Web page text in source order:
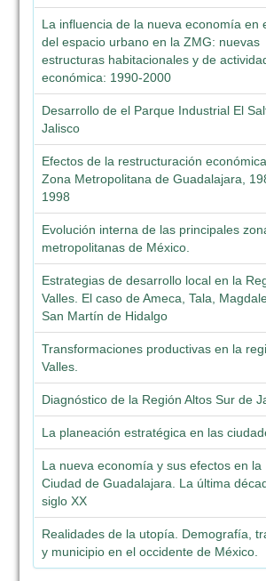
La influencia de la nueva economía en
del espacio urbano en la ZMG: nuevas
estructuras habitacionales y de
económica: 1990-2000
Desarrollo de el Parque Industrial El
Jalisco
Efectos de la restructuración
Zona Metropolitana de Guadalajara,
1998
Evolución interna de las principales
metropolitanas de México.
Estrategias de desarrollo local en la
Valles. El caso de Ameca, Tala,
San Martín de Hidalgo
Transformaciones productivas en la
Valles.
Diagnóstico de la Región Altos Sur de
La planeación estratégica en las
La nueva economía y sus efectos en la
Ciudad de Guadalajara. La última
siglo XX
Realidades de la utopía. Demografía,
y municipio en el occidente de México.